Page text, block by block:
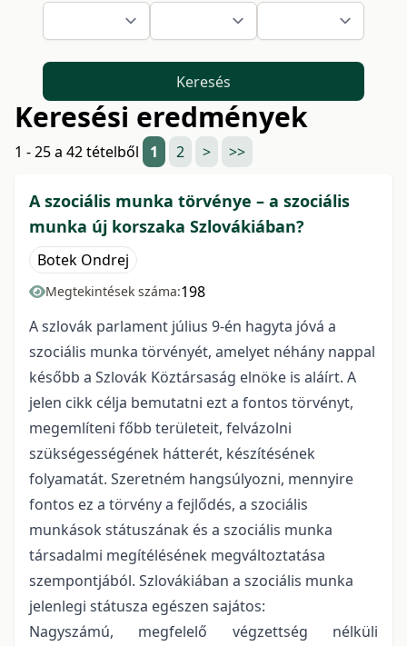
Keresés
Keresési eredmények
1 - 25 a 42 tételből 1 2 > >>
A szociális munka törvénye – a szociális
munka új korszaka Szlovákiában?
Botek Ondrej
Megtekintések száma:198
A szlovák parlament július 9-én hagyta jóvá a
szociális munka törvényét, amelyet néhány nappal
később a Szlovák Köztársaság elnöke is aláírt. A
jelen cikk célja bemutatni ezt a fontos törvényt,
megemlíteni főbb területeit, felvázolni
szükségességének hátterét, készítésének
folyamatát. Szeretném hangsúlyozni, mennyire
fontos ez a törvény a fejlődés, a szociális
munkások státuszának és a szociális munka
társadalmi megítélésének megváltoztatása
szempontjából. Szlovákiában a szociális munka
jelenlegi státusza egészen sajátos:
Nagyszámú, megfelelő végzettség nélküli